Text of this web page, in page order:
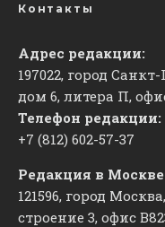
Контакты
Адрес редакции:
197022, город
дом 6, литера П,
Телефон редакции:
+7 (812) 602-57-37
Редакция в
121596, город
строение 3, офис